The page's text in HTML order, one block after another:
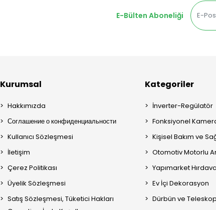
E-Bülten Aboneliği
Kurumsal
Hakkımızda
Соглашение о конфиденциальности
Kullanıcı Sözleşmesi
İletişim
Çerez Politikası
Üyelik Sözleşmesi
Satış Sözleşmesi, Tüketici Hakları
Kategoriler
İnverter-Regülatör
Fonksiyonel
Kişisel Bakım ve
Otomotiv Motorlu
Yapımarket
Ev İçi Dekorasyon
Dürbün ve